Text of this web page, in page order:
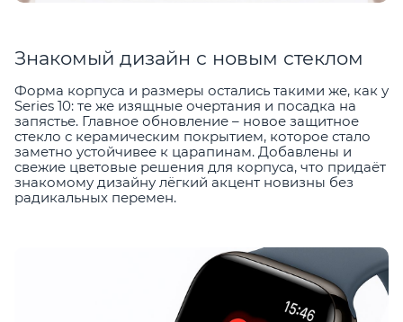
Знакомый дизайн с новым стеклом
Форма корпуса и размеры остались такими же, как у
Series 10: те же изящные очертания и посадка на
запястье. Главное обновление – новое защитное
стекло с керамическим покрытием, которое стало
заметно устойчивее к царапинам. Добавлены и
свежие цветовые решения для корпуса, что придаёт
знакомому дизайну лёгкий акцент новизны без
радикальных перемен.